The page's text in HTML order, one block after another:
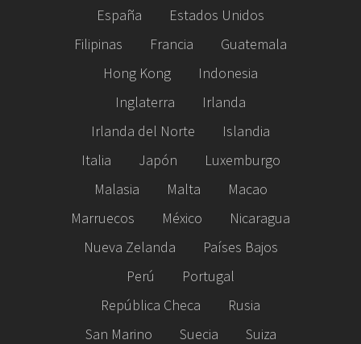
España
Estados Unidos
Filipinas
Francia
Guatemala
Hong Kong
Indonesia
Inglaterra
Irlanda
Irlanda del Norte
Islandia
Italia
Japón
Luxemburgo
Malasia
Malta
Macao
Marruecos
México
Nicaragua
Nueva Zelanda
Países Bajos
Perú
Portugal
República Checa
Rusia
San Marino
Suecia
Suiza